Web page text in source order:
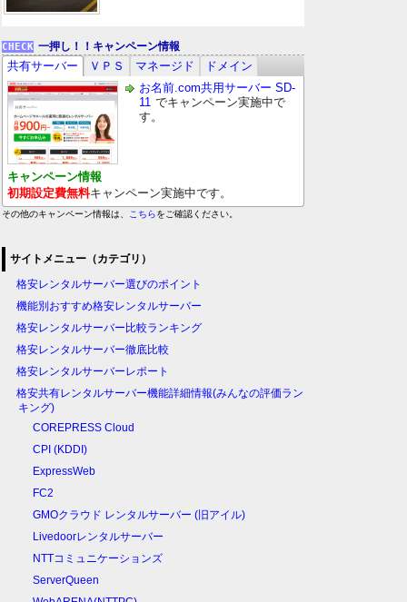
一押し！！キャンペーン情報
共有サーバー ＶＰＳ マネージド
ドメイン
お名前.com共用サーバー SD-
11 でキャンペーン実施中で
す。
キャンペーン情報
初期設定費無料キャンペーン実施中です。
その他のキャンペーン情報は、 こちらをご確認ください。
サイトメニュー（カテゴリ）
格安レンタルサーバー選びのポイント
機能別おすすめ格安レンタルサーバー
格安レンタルサーバー比較ランキング
格安レンタルサーバー徹底比較
格安レンタルサーバーレポート
格安共有レンタルサーバー機能詳細情報(みんなの評価ラン
キング)
COREPRESS Cloud
CPI (KDDI)
ExpressWeb
FC2
GMOクラウド レンタルサーバー (旧アイル)
Livedoorレンタルサーバー
NTTコミュニケーションズ
ServerQueen